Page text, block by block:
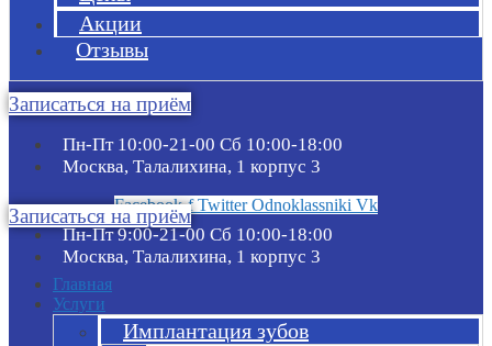
Акции
Отзывы
Записаться на приём
Пн-Пт 10:00-21-00 Сб 10:00-18:00​
Москва, Талалихина, 1 корпус 3
Facebook-f Twitter Odnoklassniki Vk
Записаться на приём
Пн-Пт 9:00-21-00 Сб 10:00-18:00​
Москва, Талалихина, 1 корпус 3
Главная
Услуги
Имплантация зубов